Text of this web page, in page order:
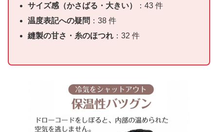
サイズ感（かさばる・大きい）
：43 件
温度表記への疑問 ：38 件
縫製の甘さ・糸のほつれ ：32 件